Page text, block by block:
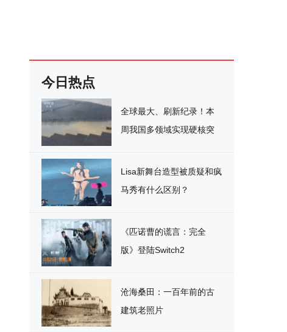
今日热点
全球最大、刷新纪录！本
周我国多领域实现硬核突
Lisa新舞台造型被质疑和疯
马秀有什么区别？
《匹诺曹的谎言：完全
版》登陆Switch2
沧海桑田：一百年前的古
建筑老照片